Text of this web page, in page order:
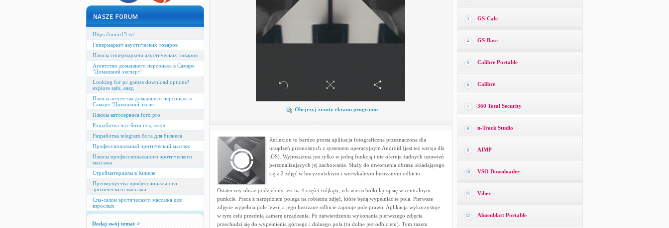
Https://nooo13.tv/
Гипермаркет акустических товаров
Плюсы гипермаркета акустических товаров
Агентство домашнего персонала в Самаре
"Домашний эксперт"
Looking for pc games download options?
explore safe, easy,
Плюсы агентства домашнего персонала в
Самаре "Домашний экспе
Плюсы автосервиса ford pro
Разработка чат-бота под ключ
Разработка telegram бота для бизнеса
Профессиональный эротический массаж
Плюсы профессионального эротического
массажа
Стройматериалы в Кинеле
Преимущества профессионального
эротического массажа
Спа-салон эротического массажа для
взрослых
Dodaj swój temat
Obejrzyj zrzuty ekranu programu
Reflexion to bardzo prosta aplikacja fotograficzna przeznaczona dla
urządzeń przenośnych z systemem operacyjnym Android (jest też wersja dla
iOS). Wyposażona jest tylko w jedną funkcją i nie oferuje żadnych ustawień
personalizujących jej zachowanie. Służy do utworzenia obrazu składającego
się z 2 zdjęć w horyzontalnym i wertykalnym lustrzanym odbiciu.
Ostateczny obraz podzielony jest na 4 części-trójkąty; ich wierzchołki łączą się w centralnym
punkcie. Praca z narzędziem polega na robieniu zdjęć, które będą wypełniać te pola. Pierwsze
zdjęcie wypełnia pole lewo, a jego lustrzane odbicie zajmuje pole prawo. Aplikacja wykorzystuje
w tym celu przednią kamerę urządzenia. Po zatwierdzeniu wykonania pierwszego zdjęcia
przechodzi się do wypełnienia górnego i dolnego pola (tu dolne jest odbiciem). Tym razem
3 GS-Calc
4 GS-Base
5 Calibre Portable
6 Calibre
7 360 Total Security
8 n-Track Studio
9 AIMP
10 VSO Downloader
11 Viber
12 Ahnenblatt Portable